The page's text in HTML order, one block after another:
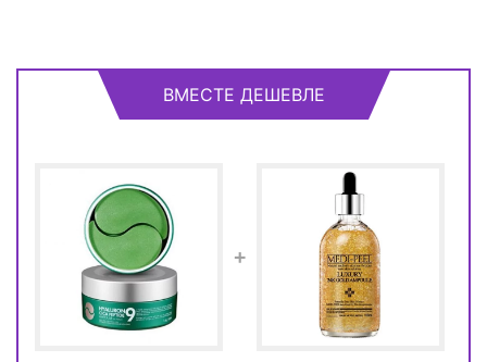
ВМЕСТЕ ДЕШЕВЛЕ
+